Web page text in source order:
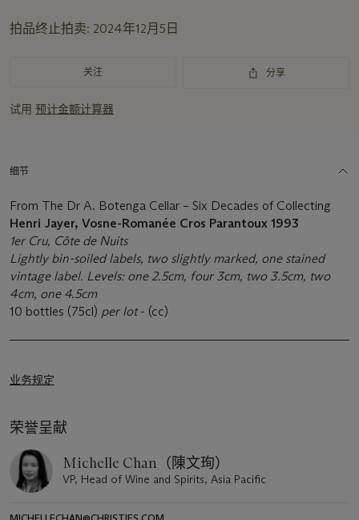
拍品终止拍卖: 2024年12月5日
关注 分享
试用 预计金额计算器
细节
From The Dr A. Botenga Cellar – Six Decades of Collecting
Henri Jayer, Vosne-Romanée Cros Parantoux 1993
1er Cru, Côte de Nuits
Lightly bin-soiled labels, two slightly marked, one stained
vintage label. Levels: one 2.5cm, four 3cm, two 3.5cm, two
4cm, one 4.5cm
10 bottles (75cl) per lot- (cc)
业务规定
荣誉呈献
Michelle Chan（陳文珣）
VP, Head of Wine and Spirits, Asia Pacific